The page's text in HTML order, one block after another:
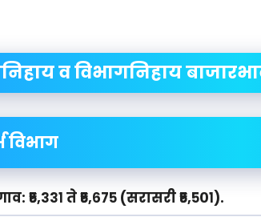
व विभागनिहाय
विभाग
₹५,३३१ ते ₹५,६७५ (सरासरी ₹५,५०१).